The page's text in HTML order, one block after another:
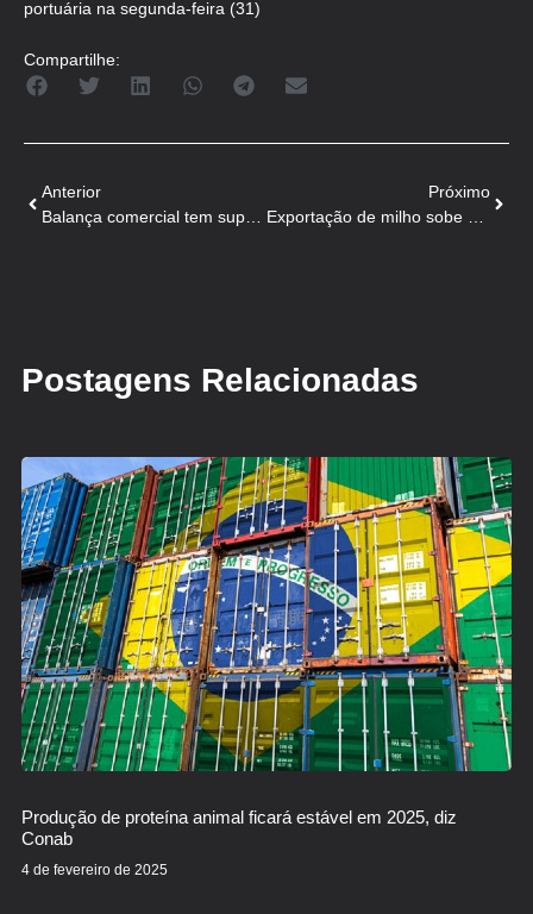
portuária na segunda-feira (31)
Compartilhe:
Anterior
Próximo
Postagens Relacionadas
Produção de proteína animal ficará estável em 2025, diz
Conab
4 de fevereiro de 2025